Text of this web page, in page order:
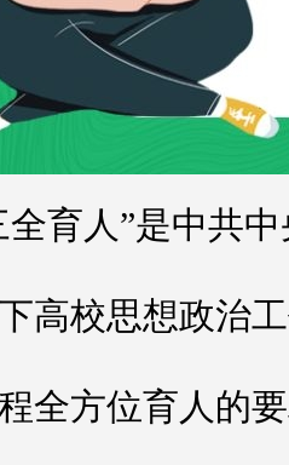
全育人”是中共
高校思想政治
全方位育人的